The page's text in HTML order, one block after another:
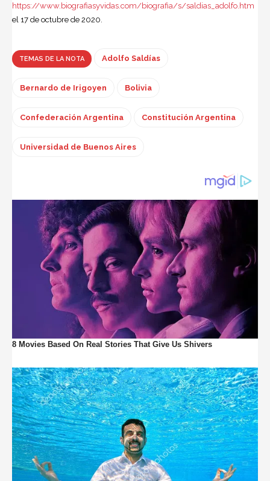
https://www.biografiasyvidas.com/biografia/s/saldias_adolfo.htm
el 17 de octubre de 2020.
TEMAS DE LA NOTA Adolfo Saldías
Bernardo de Irigoyen Bolivia
Confederación Argentina Constitución Argentina
Universidad de Buenos Aires